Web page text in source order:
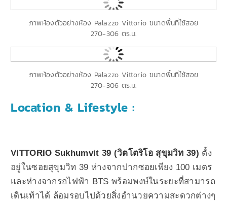
ภาพห้องตัวอย่างห้อง Palazzo Vittorio ขนาดพื้นที่ใช้สอย
270-306 ตร.ม.
ภาพห้องตัวอย่างห้อง Palazzo Vittorio ขนาดพื้นที่ใช้สอย
270-306 ตร.ม.
Location & Lifestyle :
VITTORIO Sukhumvit 39 (วิตโตริโอ สุขุมวิท 39) ตั้ง
อยู่ในซอยสุขุมวิท 39 ห่างจากปากซอยเพียง 100 เมตร
และห่างจากรถไฟฟ้า BTS พร้อมพงษ์ในระยะที่สามารถ
เดินเท้าได้ ล้อมรอบไปด้วยสิ่งอำนวยความสะดวกต่างๆ